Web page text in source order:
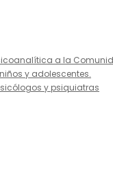
a la
y adolescentes.
y psiquiatras